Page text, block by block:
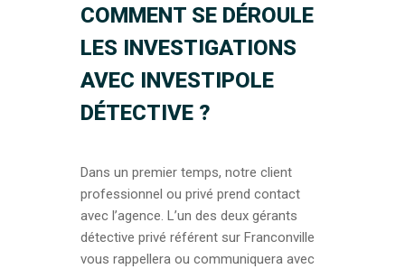
COMMENT SE DÉROULE
LES INVESTIGATIONS
AVEC INVESTIPOLE
DÉTECTIVE ?
Dans un premier temps, notre client
professionnel ou privé prend contact
avec l’agence. L’un des deux gérants
détective privé référent sur Franconville
vous rappellera ou communiquera avec